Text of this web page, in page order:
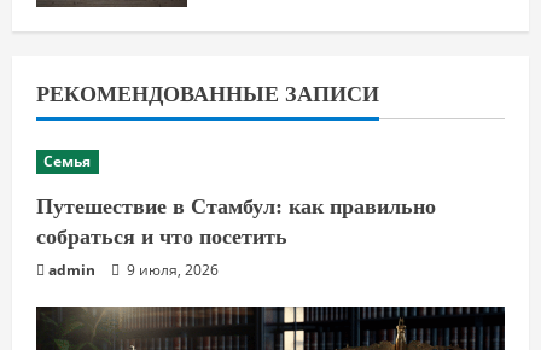
РЕКОМЕНДОВАННЫЕ ЗАПИСИ
Семья
Путешествие в Стамбул: как правильно
собраться и что посетить
admin 9 июля, 2026